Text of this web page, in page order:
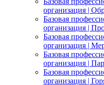
организация |
Базовая
организация |
Базовая
организация |
Базовая
организация |
Базовая
организация |